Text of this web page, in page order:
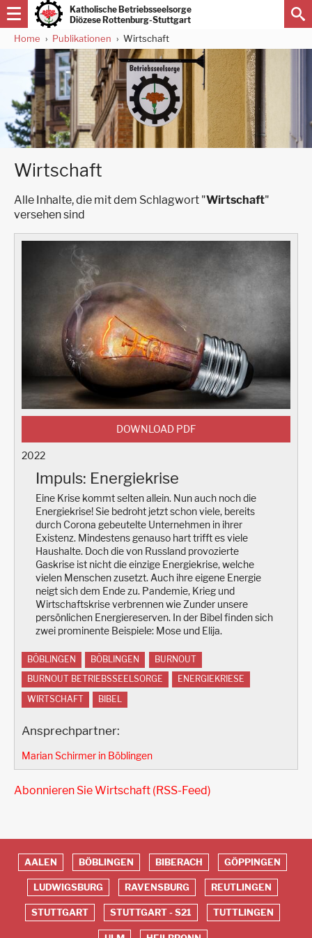
Direkt
zum
Inhalt
Katholische Betriebsseelsorge
Diözese Rottenburg-Stuttgart
Home Publikationen Wirtschaft
Wirtschaft
Alle Inhalte, die mit dem Schlagwort "Wirtschaft"
versehen sind
DOWNLOAD PDF
2022
Impuls: Energiekrise
Eine Krise kommt selten allein. Nun auch noch die
Energiekrise! Sie bedroht jetzt schon viele, bereits
durch Corona gebeutelte Unternehmen in ihrer
Existenz. Mindestens genauso hart trifft es viele
Haushalte. Doch die von Russland provozierte
Gaskrise ist nicht die einzige Energiekrise, welche
vielen Menschen zusetzt. Auch ihre eigene Energie
neigt sich dem Ende zu. Pandemie, Krieg und
Wirtschaftskrise verbrennen wie Zunder unsere
persönlichen Energiereserven. In der Bibel finden sich
zwei prominente Beispiele: Mose und Elija.
BÖBLINGEN BÖBLINGEN BURNOUT
BURNOUT BETRIEBSSEELSORGE ENERGIEKRIESE
WIRTSCHAFT BIBEL
Ansprechpartner:
Marian Schirmer in Böblingen
Abonnieren Sie Wirtschaft (RSS-Feed)
Red
Footer
AALEN BÖBLINGEN BIBERACH GÖPPINGEN
LUDWIGSBURG RAVENSBURG REUTLINGEN
STUTTGART STUTTGART - S21 TUTTLINGEN